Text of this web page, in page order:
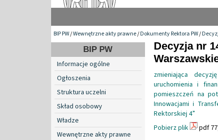
BIP PW/Wewnętrzne akty prawne/Dokumenty Rektora PW/
BIP PW
Informacje ogólne
Ogłoszenia
Struktura uczelni
Skład osobowy
Władze
Wewnętrzne akty prawne
Decyzja nr
zmieniająca
uruchomienia i
pomieszczeń na
Innowacjami i
Rektorskiej 4”
Pobierz plik
pdf